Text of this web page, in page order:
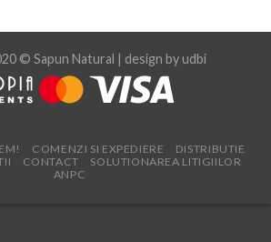
© Sapun Natural | design byudbi
COMENZI SI EXPEDIERE
DISTRIBUTIE
CONTACT
SOLUTIONAREA LITIGIILOR
ANPC